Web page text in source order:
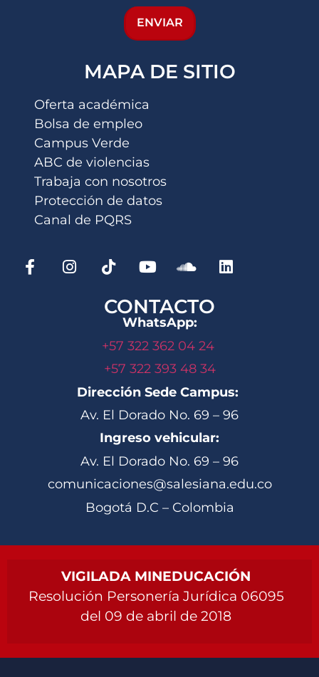
ENVIAR
MAPA DE SITIO
Oferta académica
Bolsa de empleo
Campus Verde
ABC de violencias
Trabaja con nosotros
Protección de datos
Canal de PQRS
CONTACTO
WhatsApp:
+57 322 362 04 24
+57 322 393 48 34
Dirección Sede Campus:
Av. El Dorado No. 69 – 96
Ingreso vehicular:
Av. El Dorado No. 69 – 96
comunicaciones@salesiana.edu.co
Bogotá D.C – Colombia
VIGILADA MINEDUCACIÓN
Resolución Personería Jurídica 06095
del 09 de abril de 2018